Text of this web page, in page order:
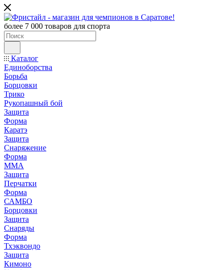
более 7 000 товаров для спорта
Каталог
Единоборства
Борьба
Борцовки
Трико
Рукопашный бой
Защита
Форма
Каратэ
Защита
Снаряжение
Форма
ММА
Защита
Перчатки
Форма
САМБО
Борцовки
Защита
Снаряды
Форма
Тхэквондо
Защита
Кимоно